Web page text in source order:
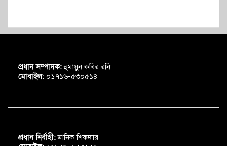
প্রধান সম্পাদক:হুমায়ুন কবির রনি
মোবাইল: ০১৭১৬-৫৩০৫১৪
প্রধান নির্বাহী:মানিক শিকদার